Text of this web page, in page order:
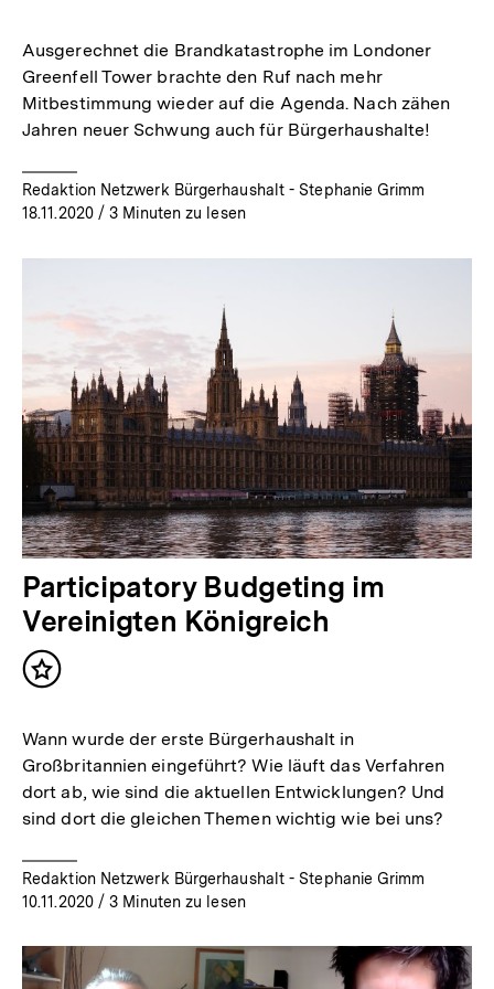
Ausgerechnet die Brandkatastrophe im Londoner
Greenfell Tower brachte den Ruf nach mehr
Mitbestimmung wieder auf die Agenda. Nach zähen
Jahren neuer Schwung auch für Bürgerhaushalte!
Redaktion Netzwerk Bürgerhaushalt - Stephanie Grimm
18.11.2020/ 3 Minuten zu lesen
Participatory Budgeting im
Vereinigten Königreich
Inhalt
Wann wurde der erste Bürgerhaushalt in
Großbritannien eingeführt? Wie läuft das Verfahren
dort ab, wie sind die aktuellen Entwicklungen? Und
sind dort die gleichen Themen wichtig wie bei uns?
Redaktion Netzwerk Bürgerhaushalt - Stephanie Grimm
10.11.2020/ 3 Minuten zu lesen